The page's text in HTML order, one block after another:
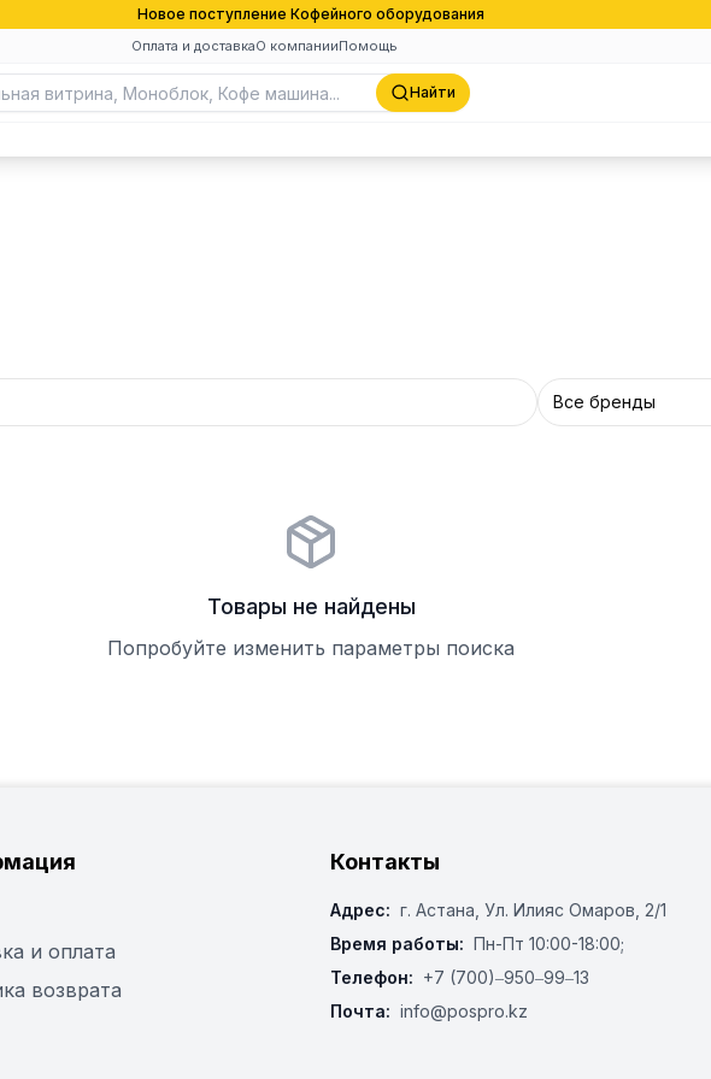
Новое поступление Кофейного оборудования
Оплата и доставкаО компанииПомощь
Найти
Все бренды
Товары не найдены
Попробуйте изменить параметры поиска
и оплата
возврата
Контакты
Адрес: г. Астана, ​Ул. Илияс Омаров, 2/1
Время работы: Пн-Пт 10:00-18:00;
Телефон: +7 (700)‒950‒99‒13
Почта: info@pospro.kz